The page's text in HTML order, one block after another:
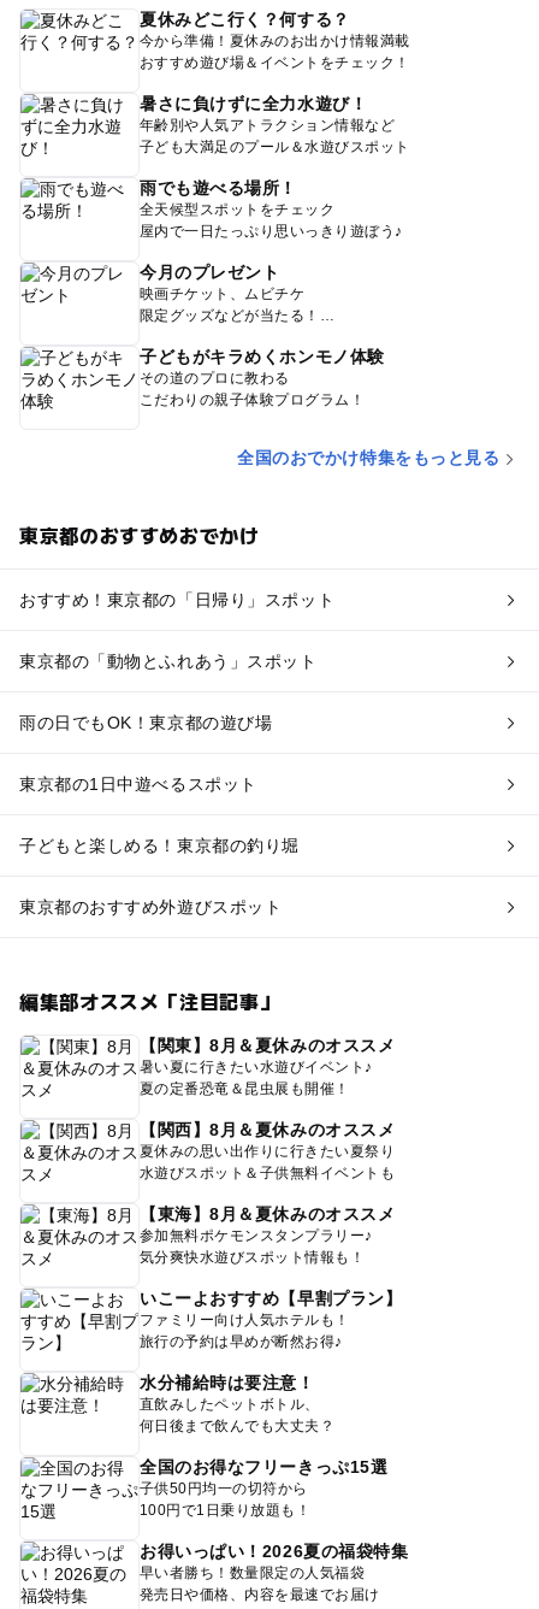
夏休みどこ行く？何する？
今から準備！夏休みのお出かけ情報満載
おすすめ遊び場＆イベントをチェック！
暑さに負けずに全力水遊び！
年齢別や人気アトラクション情報など
子ども大満足のプール＆水遊びスポット
雨でも遊べる場所！
全天候型スポットをチェック
屋内で一日たっぷり思いっきり遊ぼう♪
今月のプレゼント
映画チケット、ムビチケ
限定グッズなどが当たる！
子どもがキラめくホンモノ体験
その道のプロに教わる
こだわりの親子体験プログラム！
全国のおでかけ特集をもっと見る
東京都のおすすめおでかけ
おすすめ！東京都の「日帰り」スポット
東京都の「動物とふれあう」スポット
雨の日でもOK！東京都の遊び場
東京都の1日中遊べるスポット
子どもと楽しめる！東京都の釣り堀
東京都のおすすめ外遊びスポット
編集部オススメ「注目記事」
【関東】8月＆夏休みのオススメ
暑い夏に行きたい水遊びイベント♪
夏の定番恐竜＆昆虫展も開催！
【関西】8月＆夏休みのオススメ
夏休みの思い出作りに行きたい夏祭り
水遊びスポット＆子供無料イベントも
【東海】8月＆夏休みのオススメ
参加無料ポケモンスタンプラリー♪
気分爽快水遊びスポット情報も！
いこーよおすすめ【早割プラン】
ファミリー向け人気ホテルも！
旅行の予約は早めが断然お得♪
水分補給時は要注意！
直飲みしたペットボトル、
何日後まで飲んでも大丈夫？
全国のお得なフリーきっぷ15選
子供50円均一の切符から
100円で1日乗り放題も！
お得いっぱい！2026夏の福袋特集
早い者勝ち！数量限定の人気福袋
発売日や価格、内容を最速でお届け